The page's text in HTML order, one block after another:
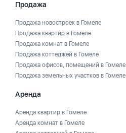
Продажа
Продажа новостроек в Гомеле
Продажа квартир в Гомеле
Продажа комнат в Гомеле
Продажа коттеджей в Гомеле
Продажа офисов, помещений в Гомеле
Продажа земельных участков в Гомеле
Аренда
Аренда квартир в Гомеле
Аренда комнат в Гомеле